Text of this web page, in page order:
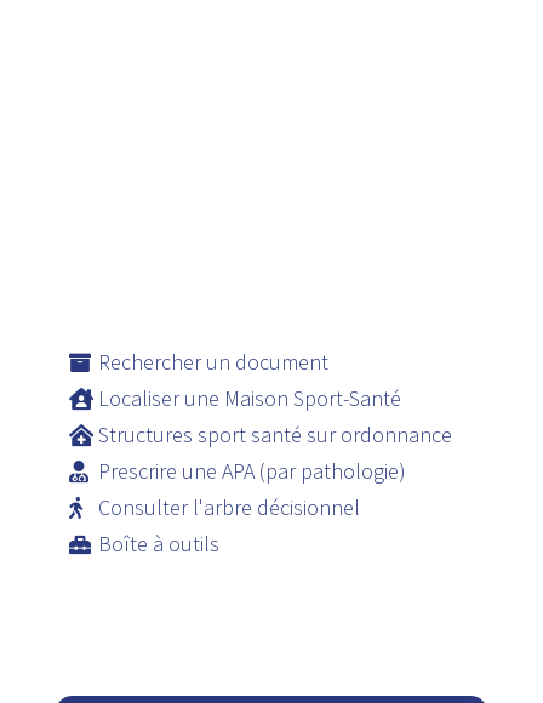
Rechercher un document
Localiser une Maison Sport-Santé
Structures sport santé sur ordonnance
Prescrire une APA (par pathologie)
Consulter l'arbre décisionnel
Boîte à outils